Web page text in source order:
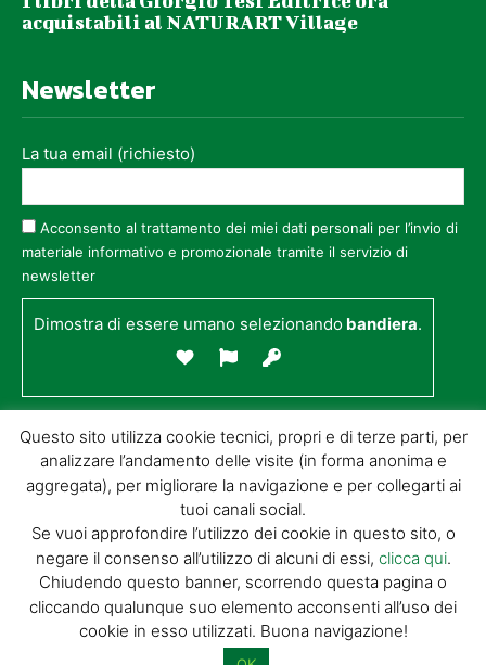
acquistabili al NATURART Village
Newsletter
La tua email (richiesto)
Acconsento al trattamento dei miei dati personali per l’invio di
materiale informativo e promozionale tramite il servizio di
newsletter
Dimostra di essere umano selezionando bandiera.
© GIORGIO TESI EDITRICE S.R.L. | P.IVA
01732650476 | VIA DI BADIA 14 – 51100 LOC.
BOTTEGONE (PISTOIA) |POWERED BY
ALLYMIND
Cookie Policy
Condizioni
Questo sito utilizza cookie tecnici, propri e di terze parti, per
analizzare l’andamento delle visite (in forma anonima e
aggregata), per migliorare la navigazione e per collegarti ai
tuoi canali social.
Se vuoi approfondire l’utilizzo dei cookie in questo sito, o
negare il consenso all’utilizzo di alcuni di essi, clicca qui.
Chiudendo questo banner, scorrendo questa pagina o
cliccando qualunque suo elemento acconsenti all’uso dei
cookie in esso utilizzati. Buona navigazione!